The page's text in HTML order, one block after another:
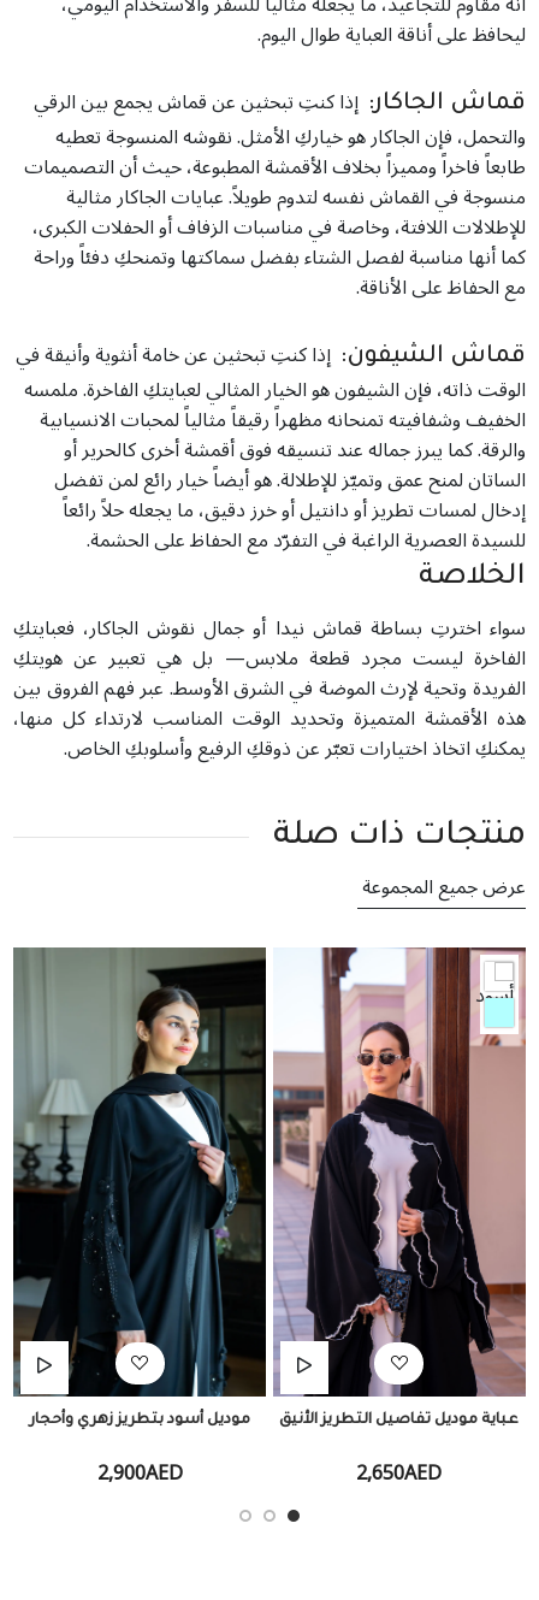
ليحافظ على أناقة العباية طوال اليوم.
قماش الجاكار: إذا كنتِ تبحثين عن قماش يجمع بين الرقي
والتحمل، فإن الجاكار هو خياركِ الأمثل. نقوشه المنسوجة تعطيه
طابعاً فاخراً ومميزاً بخلاف الأقمشة المطبوعة، حيث أن التصميمات
منسوجة في القماش نفسه لتدوم طويلاً. عبايات الجاكار مثالية
للإطلالات اللافتة، وخاصة في مناسبات الزفاف أو الحفلات الكبرى،
كما أنها مناسبة لفصل الشتاء بفضل سماكتها وتمنحكِ دفئاً وراحة
مع الحفاظ على الأناقة.
قماش الشيفون: إذا كنتِ تبحثين عن خامة أنثوية وأنيقة في
الوقت ذاته، فإن الشيفون هو الخيار المثالي لعبايتكِ الفاخرة. ملمسه
الخفيف وشفافيته تمنحانه مظهراً رقيقاً مثالياً لمحبات الانسيابية
والرقة. كما يبرز جماله عند تنسيقه فوق أقمشة أخرى كالحرير أو
الساتان لمنح عمق وتميّز للإطلالة. هو أيضاً خيار رائع لمن تفضل
إدخال لمسات تطريز أو دانتيل أو خرز دقيق، ما يجعله حلاً رائعاً
للسيدة العصرية الراغبة في التفرّد مع الحفاظ على الحشمة.
الخلاصة
سواء اخترتِ بساطة قماش نيدا أو جمال نقوش الجاكار، فعبايتكِ
الفاخرة ليست مجرد قطعة ملابس— بل هي تعبير عن هويتكِ
الفريدة وتحية لإرث الموضة في الشرق الأوسط. عبر فهم الفروق بين
هذه الأقمشة المتميزة وتحديد الوقت المناسب لارتداء كل منها،
يمكنكِ اتخاذ اختيارات تعبّر عن ذوقكِ الرفيع وأسلوبكِ الخاص.
منتجات ذات صلة
عرض جميع المجموعة
موديل أسود بتطريز زهري وأحجار
2,900AED
عباية موديل تفاصيل التطريز الأنيق
2,650AED